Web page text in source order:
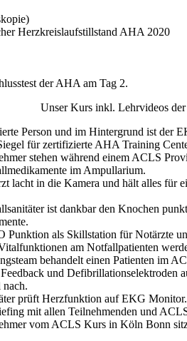
Herzkreislaufstillstand AHA 2020
der AHA am Tag 2.
Unser Kurs inkl. Lehrvideos